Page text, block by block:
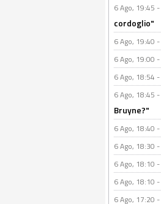
6 Ago, 19:45 -
cordoglio"
6 Ago, 19:40 -
6 Ago, 19:00 -
6 Ago, 18:54 -
6 Ago, 18:45 -
Bruyne?"
6 Ago, 18:40 -
6 Ago, 18:30 -
6 Ago, 18:10 -
6 Ago, 18:10 -
6 Ago, 17:20 -